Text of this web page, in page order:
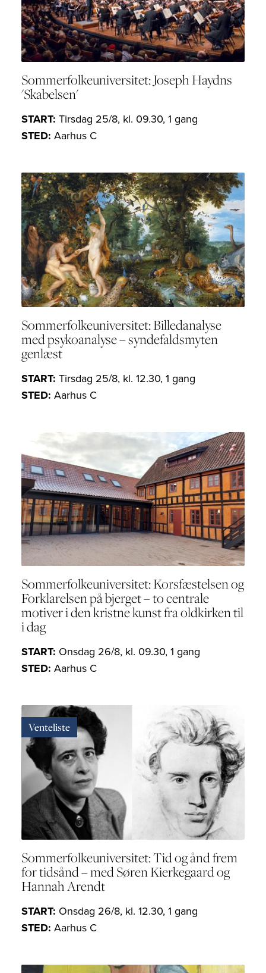
Sommerfolkeuniversitet: Joseph Haydns
'Skabelsen'
START: Tirsdag 25/8, kl. 09.30, 1 gang
STED: Aarhus C
Sommerfolkeuniversitet: Billedanalyse
med psykoanalyse – syndefaldsmyten
genlæst
START: Tirsdag 25/8, kl. 12.30, 1 gang
STED: Aarhus C
Sommerfolkeuniversitet: Korsfæstelsen og
Forklarelsen på bjerget – to centrale
motiver i den kristne kunst fra oldkirken til
i dag
START: Onsdag 26/8, kl. 09.30, 1 gang
STED: Aarhus C
Venteliste
Sommerfolkeuniversitet: Tid og ånd frem
for tidsånd – med Søren Kierkegaard og
Hannah Arendt
START: Onsdag 26/8, kl. 12.30, 1 gang
STED: Aarhus C